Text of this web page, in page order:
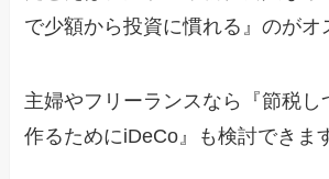
で少額から投資に慣れる』のがオ
主婦やフリーランスなら『節税し
作るためにiDeCo』も検討できま